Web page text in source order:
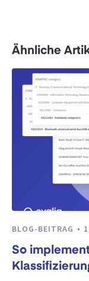
Ähnliche
BLOG-BEITRAG
So